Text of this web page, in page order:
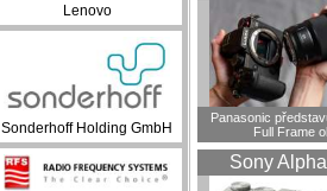
Lenovo
Sonderhoff Holding GmbH
Panasonic
Full Frame
Sony